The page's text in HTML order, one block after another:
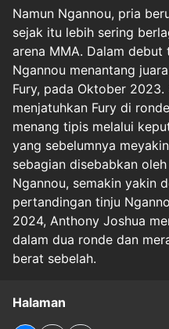
Namun Ngannou, pria
sejak itu lebih sering
arena MMA. Dalam
Ngannou menantang
Fury, pada Oktober
menjatuhkan Fury di
menang tipis melalui
yang sebelumnya
sebagian disebabkan
Ngannou, semakin yakin
pertandingan tinju
2024, Anthony Joshua
dalam dua ronde dan
berat sebelah.
Halaman